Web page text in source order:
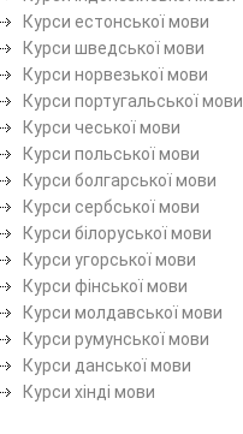
Курси естонської мови
Курси шведської мови
Курси норвезької мови
Курси португальської мови
Курси чеської мови
Курси польської мови
Курси болгарської мови
Курси сербської мови
Курси білоруської мови
Курси угорської мови
Курси фінської мови
Курси молдавської мови
Курси румунської мови
Курси данської мови
Курси хінді мови